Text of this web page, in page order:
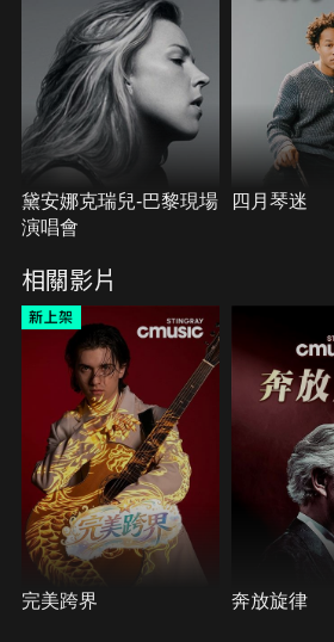
黛安娜克瑞兒-巴黎現場
演唱會
四月琴迷
相關影片
完美跨界 奔放旋律